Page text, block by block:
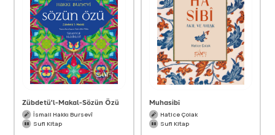
Zübdetü'l-Makal-Sözün Özü
İsmail Hakkı Bursevî
Sufi Kitap
Muhasibî
Hatice Çolak
Sufi Kitap